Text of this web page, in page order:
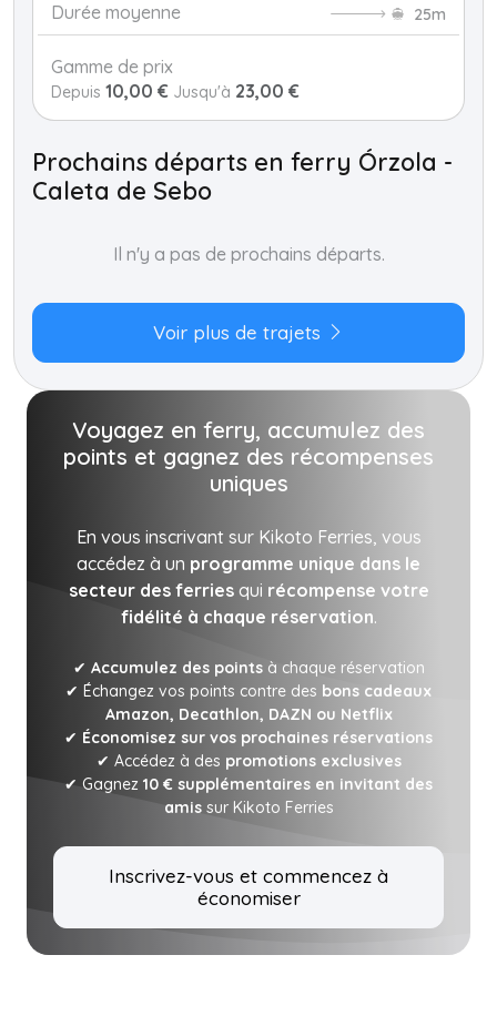
Durée moyenne 25m
Gamme de prix
Depuis 10,00 € Jusqu'à 23,00 €
Prochains départs en ferry Órzola -
Caleta de Sebo
Il n'y a pas de prochains départs.
Voir plus de trajets
Voyagez en ferry, accumulez des
points et gagnez des récompenses
uniques
En vous inscrivant sur Kikoto Ferries, vous
accédez à un programme unique dans le
secteur des ferriesqui récompense votre
fidélité à chaque réservation.
✔ Accumulez des pointsà chaque réservation
✔ Échangez vos points contre des bons cadeaux
Amazon, Decathlon, DAZN ou Netflix
✔ Économisez sur vos prochaines réservations
✔ Accédez à des promotions exclusives
✔ Gagnez 10 € supplémentaires en invitant des
amissur Kikoto Ferries
Inscrivez-vous et commencez à
économiser